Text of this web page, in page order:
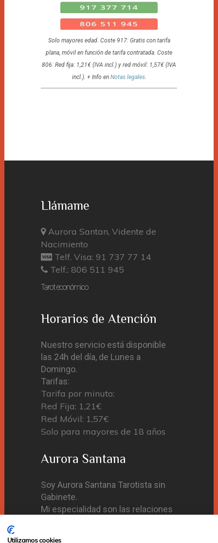
Solo mayores edad. Coste 917: Gratis con tarifa
plana, móvil en función de tarifa contratada. Coste
806: Red fija: 1,21€ (IVA incl.) y red móvil: 1,57€ (IVA
incl.). + Info en Notas legales.
Llámame
Aurora Santan, Vidente de
Nacimiento
Telf. Visa: 91 737 77 14
Telf.: 806 511 945
Tarot económico
Horarios de Atención
Nuestro servicio está disponible
las 24h del día, de Lunes a
Domingo.
Tarifas:
Tarifa por minuto:
Red Fija: 1,21€
Red Móvil: 1,57€
Solo para mayores de 18 años
Aurora Santana
Soy Aurora Santana Tarotista sin
Gabinete.
Mi especialidad son las relaciones
Utilizamos cookies